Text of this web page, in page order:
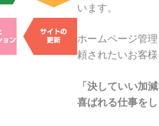
います。
ホームページ管
頼されたいお客
「決していい加
喜ばれる仕事をし